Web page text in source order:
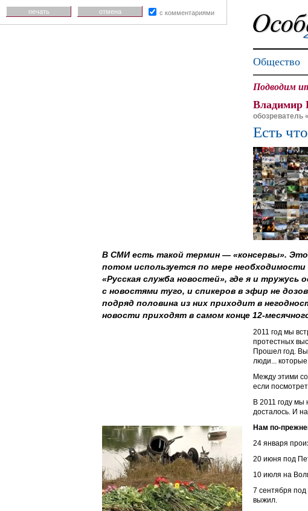
Общество
Подводим
обозреватель
Есть
В СМИ есть такой термин — «консервы». Это
потом используется по мере
«Русская служба новостей», где я и тружусь
с новостями туго, и спикеров в эфир не
подряд половина из них приходит в
новости приходят в самом конце 12-
2011 год мы
протестных
Прошел год.
люди... которые
Между этими
если
В 2011 году
досталось. И
Нам по-
24 января
20 июня под
10 июля на
7 сентября под
выжил.
печать отмена с комментариями